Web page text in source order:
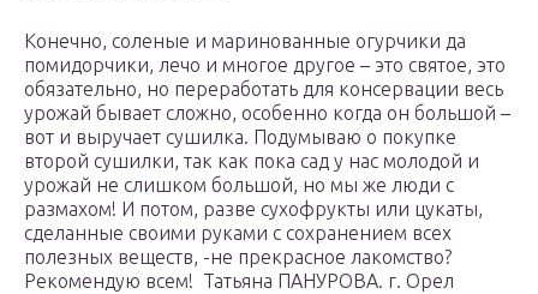
Конечно, соленые и маринованные огурчики да
помидорчики, лечо и многое другое – это святое, это
обязательно, но переработать для консервации весь
урожай бывает сложно, особенно когда он большой –
вот и выручает сушилка. Подумываю о покупке
второй сушилки, так как пока сад у нас молодой и
урожай не слишком большой, но мы же люди с
размахом! И потом, разве сухофрукты или цукаты,
сделанные своими руками с сохранением всех
полезных веществ, -не прекрасное лакомство?
Рекомендую всем! Татьяна ПАНУРОВА. г. Орел